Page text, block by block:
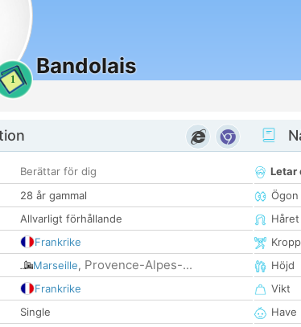
1
Bandolais
Berättar för dig
28 år gammal
Allvarligt förhållande
Frankrike
Marseille, Provence-Alpes-...
Frankrike
Single
Letar
Ögon
Håret
Höjd
Vikt
Have